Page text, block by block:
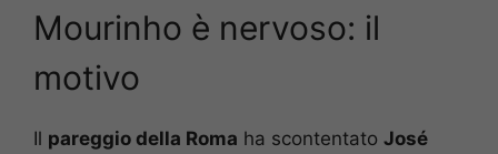
Mourinho è nervoso: il
motivo
Il pareggio della Roma ha scontentato José